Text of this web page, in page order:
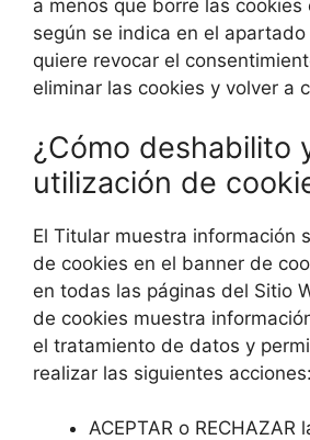
a menos que borre las
según se indica en el
quiere revocar el
eliminar las cookies y volver a
¿Cómo deshabilito
utilización de
El Titular muestra información
de cookies en el banner de
en todas las páginas del Sitio
de cookies muestra
el tratamiento de datos y
realizar las siguientes acciones:
ACEPTAR o RECHAZAR